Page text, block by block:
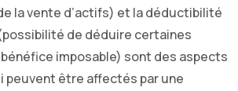
la vente d’actifs) et la déductibilité
de déduire certaines
imposable) sont des aspects
peuvent être affectés par une